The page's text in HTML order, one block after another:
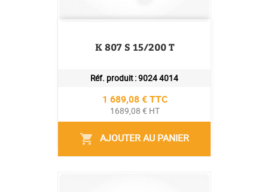
K 807 S 15/200 T
Réf. produit :9024 4014
Prix
1 689,08 € TTC
1689,08 € HT
shopping_cart AJOUTER AU PANIER